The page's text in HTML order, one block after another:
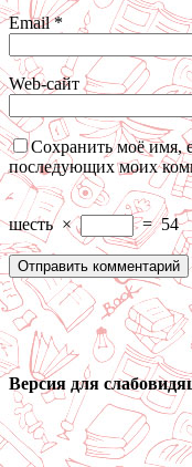
Email*
Web-сайт
Сохранить моё имя,
последующих моих
шесть × = 54
Версия для